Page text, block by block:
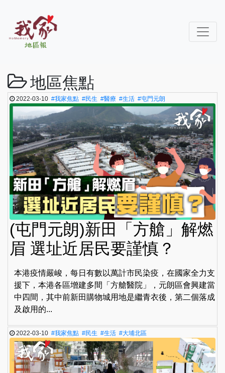
地區焦點
2022-03-10#我家焦點 #民生 #醫療 #生活 #屯門元朗
(屯門元朗)新田「方艙」解燃
眉 選址近居民要謹慎？
本港疫情嚴峻，每日有數以萬計市民染疫，在國家全力支
援下，本港各區增建多間「方艙醫院」，元朗區會興建當
中四間，其中前新田購物城用地是繼青衣後，第二個落成
及啟用的...
2022-03-10#我家焦點 #民生 #生活 #大埔北區